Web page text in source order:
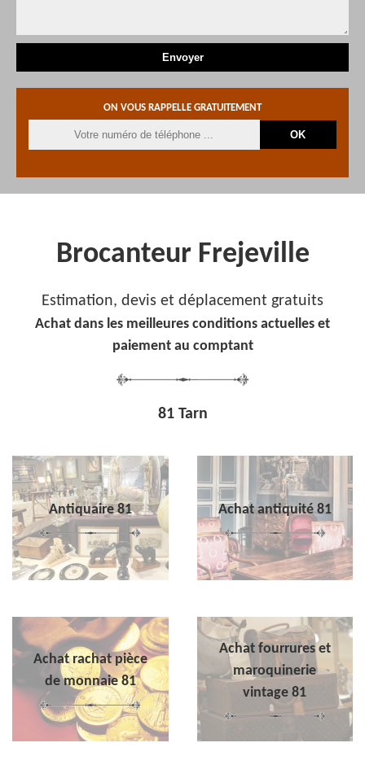
ON VOUS RAPPELLE GRATUITEMENT
Brocanteur Frejeville
Estimation, devis et déplacement gratuits
Achat dans les meilleures conditions actuelles et
paiement au comptant
81 Tarn
Antiquaire 81 Achat antiquité 81
Achat rachat pièce
de monnaie 81
Achat fourrures et
maroquinerie
vintage 81